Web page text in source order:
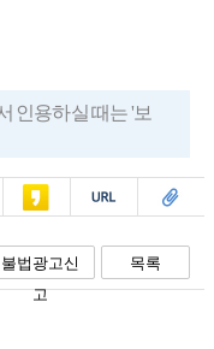
인용하실 때는 '보
카스 복사 스크랩
불법광고신
고
목록